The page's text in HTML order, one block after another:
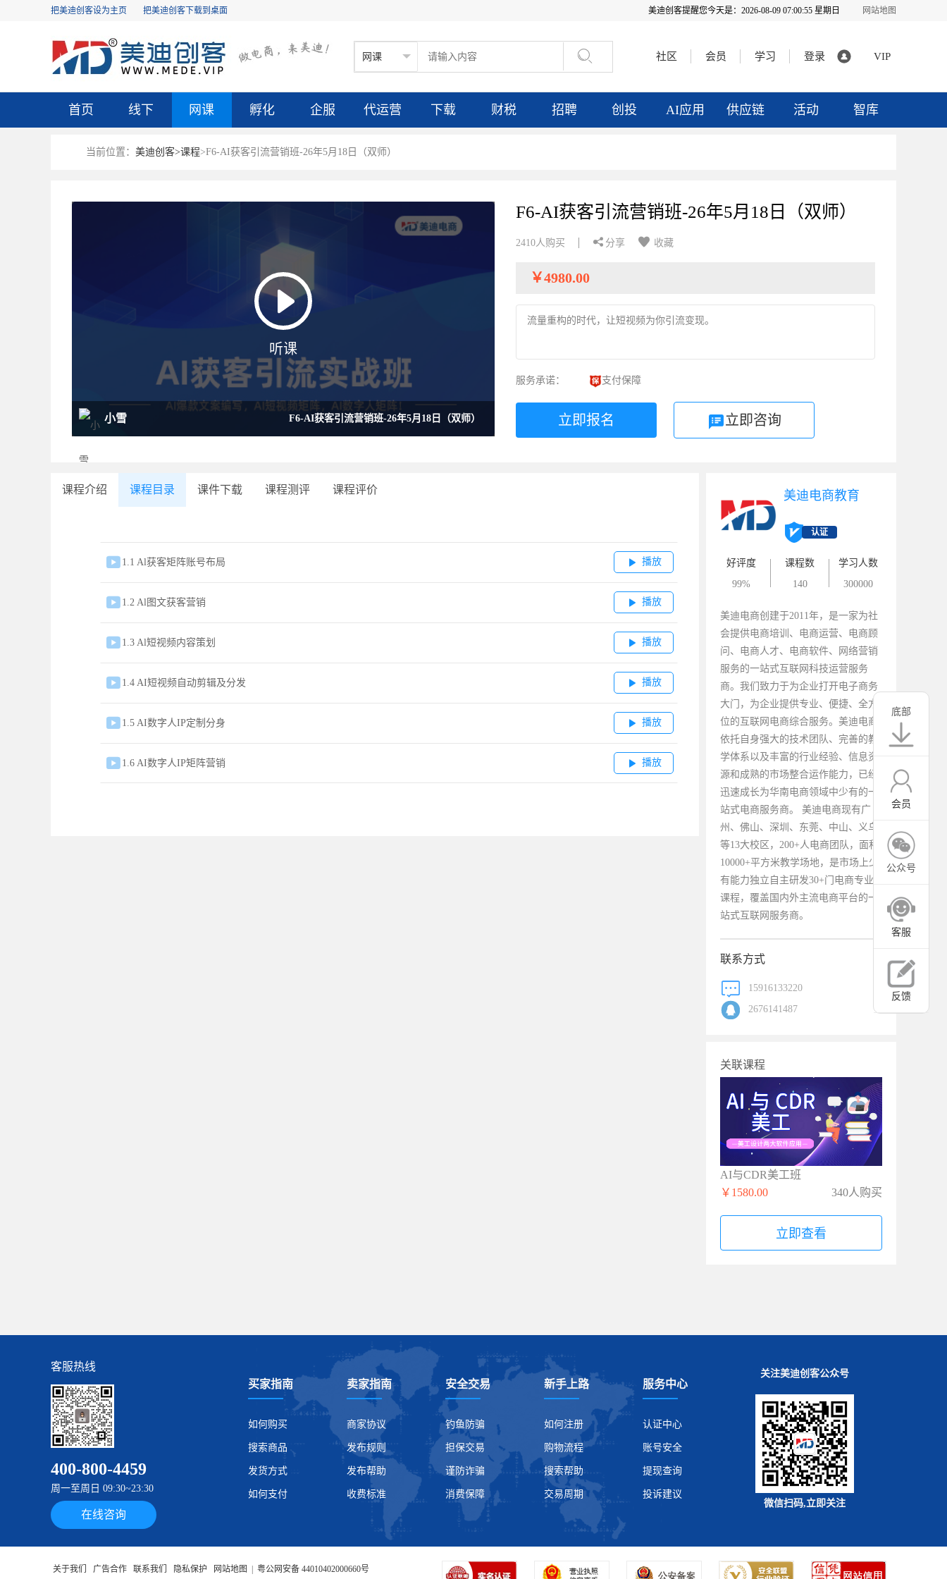
底部
会员
公众号
客服
反馈
把美迪创客设为主页 把美迪创客下载到桌面 美迪创客提醒您今天是： 2026-08-09 07:00:55 星期日 网站地图
 社区 会员 学习 登录 VIP
首页 线下 网课 孵化 企服 代运营 下载 财税 招聘 创投 AI应用 供应链 活动 智库
当前位置： 美迪创客>课程>F6-AI获客引流营销班-26年5月18日（双师）
听课
小雪 F6-AI获客引流营销班-26年5月18日（双师）
F6-AI获客引流营销班-26年5月18日（双师）
2410人购买  分享  收藏
￥4980.00
流量重构的时代，让短视频为你引流变现。
服务承诺： 支付保障
立即报名 立即咨询
课程介绍 课程目录 课件下载 课程测评 课程评价
 1.1 Al获客矩阵账号布局  播放
 1.2 Al图文获客营销  播放
 1.3 Al短视频内容策划  播放
 1.4 AI短视频自动剪辑及分发  播放
 1.5 AI数字人IP定制分身  播放
 1.6 AI数字人IP矩阵营销  播放
美迪电商教育
认证
好评度
99%
课程数
140
学习人数
300000
美迪电商创建于2011年，是一家为社
会提供电商培训、电商运营、电商顾
问、电商人才、电商软件、网络营销
服务的一站式互联网科技运营服务
商。我们致力于为企业打开电子商务
大门，为企业提供专业、便捷、全方
位的互联网电商综合服务。美迪电商
依托自身强大的技术团队、完善的教
学体系以及丰富的行业经验、信息资
源和成熟的市场整合运作能力，已经
迅速成长为华南电商领域中少有的一
站式电商服务商。 美迪电商现有广
州、佛山、深圳、东莞、中山、义乌
等13大校区，200+人电商团队，面积
10000+平方米教学场地，是市场上少
有能力独立自主研发30+门电商专业
课程，覆盖国内外主流电商平台的一
站式互联网服务商。
联系方式
15916133220
2676141487
关联课程
AI与CDR美工班
￥1580.00
340人购买
立即查看
客服热线
400-800-4459
周一至周日 09:30~23:30
在线咨询
买家指南
如何购买
搜索商品
发货方式
如何支付
卖家指南
商家协议
发布规则
发布帮助
收费标准
安全交易
钓鱼防骗
担保交易
谨防诈骗
消费保障
新手上路
如何注册
购物流程
搜索帮助
交易周期
服务中心
认证中心
账号安全
提现查询
投诉建议
关注美迪创客公众号
微信扫码,立即关注
关于我们 广告合作 联系我们 隐私保护 网站地图 粤公网安备 44010402000660号